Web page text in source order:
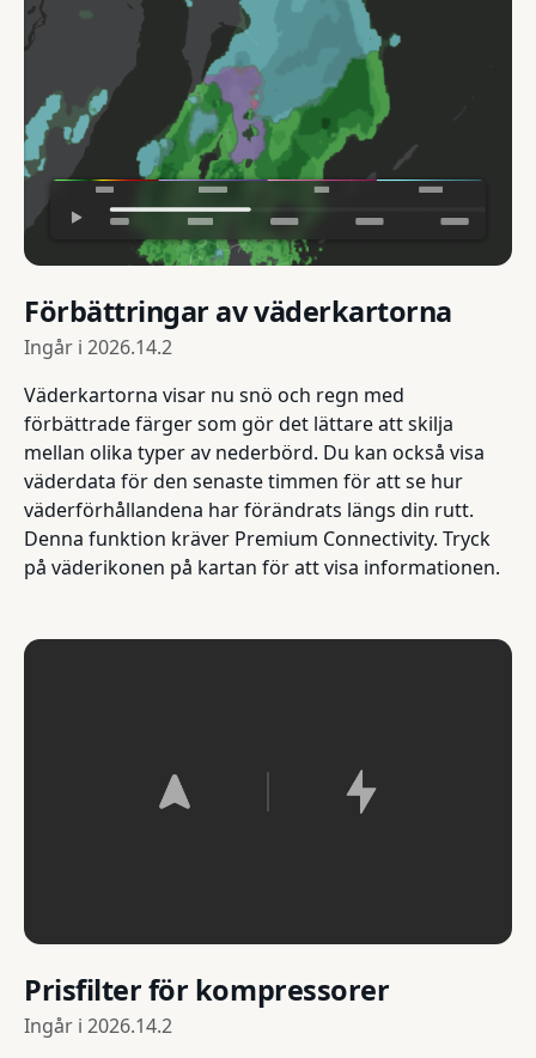
Förbättringar av väderkartorna
Ingår i 2026.14.2
Väderkartorna visar nu snö och regn med
förbättrade färger som gör det lättare att skilja
mellan olika typer av nederbörd. Du kan också visa
väderdata för den senaste timmen för att se hur
väderförhållandena har förändrats längs din rutt.
Denna funktion kräver Premium Connectivity. Tryck
på väderikonen på kartan för att visa informationen.
Prisfilter för kompressorer
Ingår i 2026.14.2